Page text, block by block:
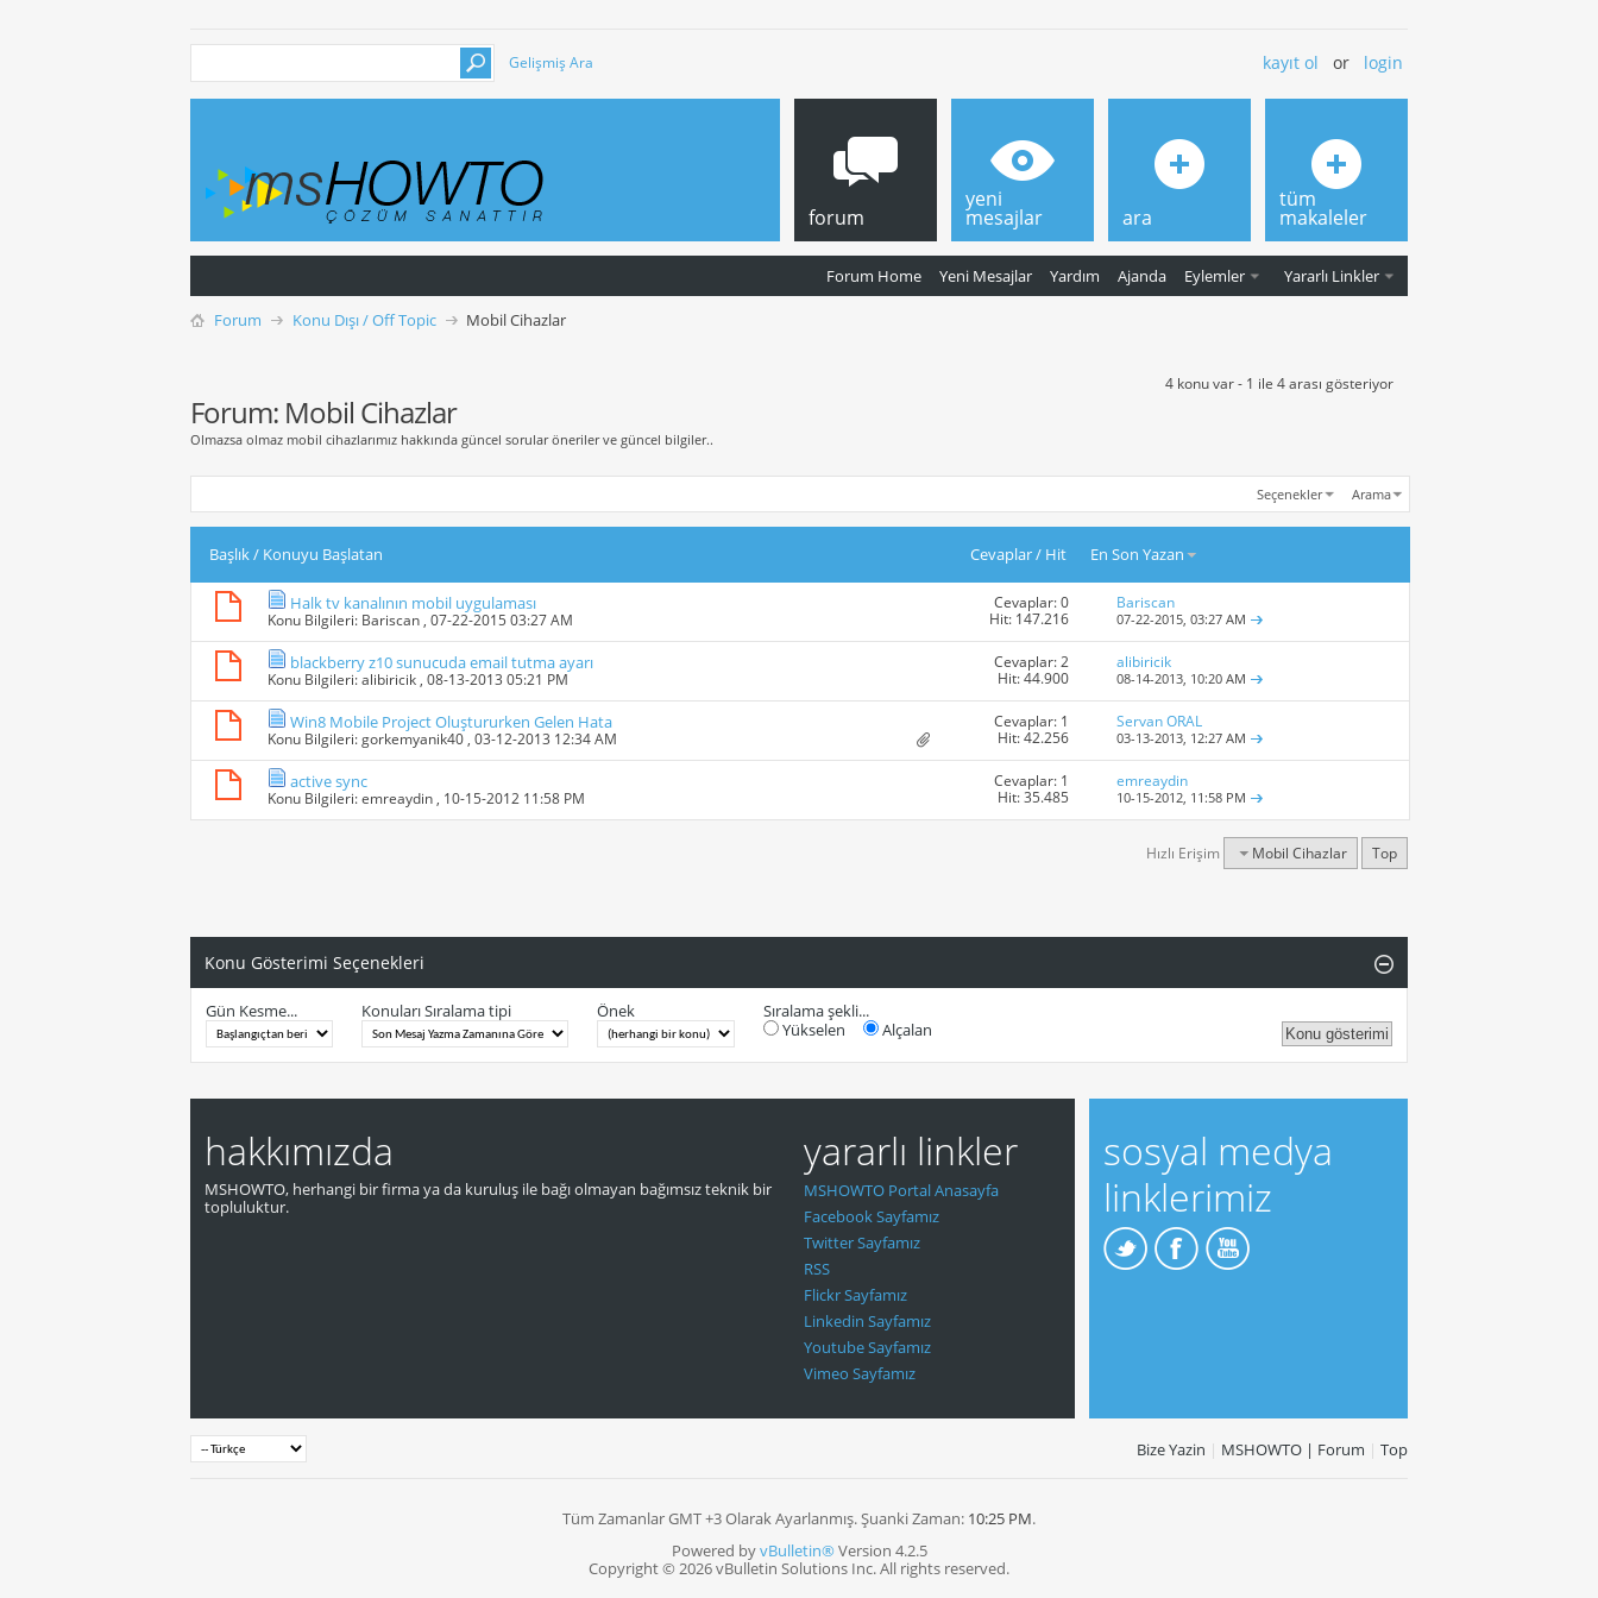
Gelişmiş Ara kayıt ol or login
forum
Forum Home Yeni Mesajlar Yardım Ajanda Eylemler Yararlı Linkler
yeni
mesajlar ara
tüm
makaleler
Forum Konu Dışı / Off Topic Mobil Cihazlar
4 konu var - 1 ile 4 arası gösteriyor
Forum: Mobil Cihazlar
Olmazsa olmaz mobil cihazlarımız hakkında güncel sorular öneriler ve güncel bilgiler..
Seçenekler Arama
Başlık/ Konuyu Başlatan Cevaplar/ Hit En Son Yazan
Halk tv kanalının mobil uygulaması
Konu Bilgileri: Bariscan , 07-22-2015 03:27 AM
Cevaplar: 0
Hit: 147.216
Bariscan
07-22-2015,03:27 AM
blackberry z10 sunucuda email tutma ayarı
Konu Bilgileri:alibiricik , 08-13-2013 05:21 PM
Cevaplar: 2
Hit: 44.900
alibiricik
08-14-2013, 10:20 AM
Win8 Mobile Project Oluştururken Gelen Hata
Konu Bilgileri:gorkemyanik40 , 03-12-2013 12:34 AM
Cevaplar: 1
Hit: 42.256
Servan ORAL
03-13-2013, 12:27 AM
active sync
Konu Bilgileri:emreaydin , 10-15-2012 11:58 PM
Cevaplar: 1
Hit: 35.485
emreaydin
10-15-2012, 11:58 PM
Hızlı Erişim Mobil Cihazlar Top
Konu Gösterimi Seçenekleri
Gün Kesme... Konuları Sıralama tipi Önek
Sıralama şekli...
Yükselen
Alçalan
hakkımızda
MSHOWTO, herhangi bir firma ya da kuruluş ile bağı olmayan bağımsız teknik bir
topluluktur.
yararlı linkler
MSHOWTO Portal Anasayfa
Facebook Sayfamız
Twitter Sayfamız
RSS
Flickr Sayfamız
Linkedin Sayfamız
Youtube Sayfamız
Vimeo Sayfamız
sosyal medya
linklerimiz
Bize Yazin | MSHOWTO | Forum | Top
Tüm Zamanlar GMT +3 Olarak Ayarlanmış. Şuanki Zaman: 10:25 PM.
Powered byvBulletin®Version 4.2.5
Copyright © 2026 vBulletin Solutions Inc. All rights reserved.